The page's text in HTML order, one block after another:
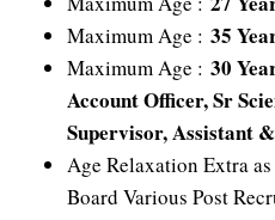
Maximum Age : 35
Maximum Age : 30
Account Officer, Sr
Supervisor, Assistant
Age Relaxation Extra
Board Various Post